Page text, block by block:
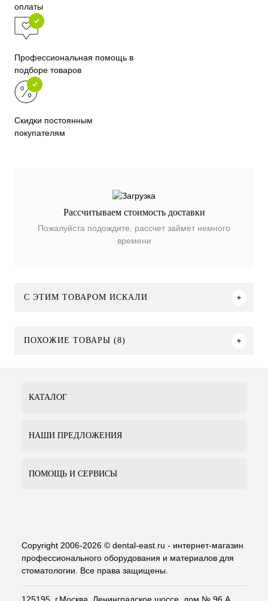
оплаты
Профессиональная помощь в
подборе товаров
Скидки постоянным
покупателям
Рассчитываем стоимость доставки
Пожалуйста подождите, рассчет займет немного
времени
C ЭТИМ ТОВАРОМ ИСКАЛИ
ПОХОЖИЕ ТОВАРЫ (8)
КАТАЛОГ
НАШИ ПРЕДЛОЖЕНИЯ
ПОМОЩЬ И СЕРВИСЫ
Copyright 2006-2026 © dental-east.ru - интернет-магазин
профессионального оборудования и материалов для
стоматологии. Все права защищены.